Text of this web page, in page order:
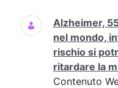
Alzheimer,
nel mondo,
rischio si
ritardare la
Contenuto